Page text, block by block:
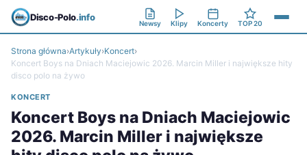
Disco-Polo.info
Newsy Klipy Koncerty TOP 20
Strona główna›Artykuły›Koncert›
Koncert Boys na Dniach Maciejowic 2026. Marcin Miller i największe hity
disco polo na żywo
KONCERT
Koncert Boys na Dniach Maciejowic
2026. Marcin Miller i największe